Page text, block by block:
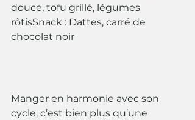
douce, tofu grillé, légumes
rôtisSnack : Dattes, carré de
chocolat noir
Manger en harmonie avec son
cycle, c’est bien plus qu’une